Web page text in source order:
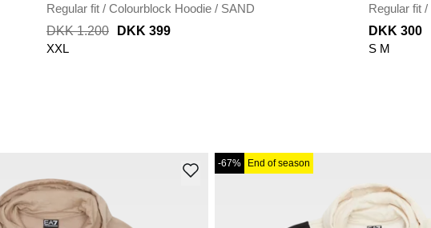
Regular fit / Colourblock Hoodie / SAND
DKK 1.200
DKK 399
XXL
Regular fit /
DKK 300
S M
-67% End of season